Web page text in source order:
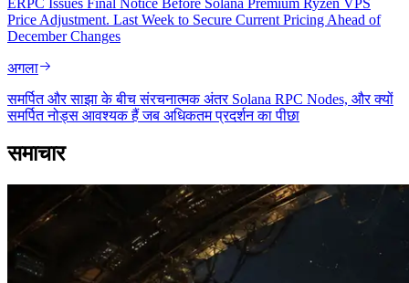
Price Adjustment. Last Week to Secure Current Pricing Ahead of
December Changes
अगला
समर्पित और साझा के बीच संरचनात्मक अंतर Solana RPC Nodes, और क्यों
समर्पित नोड्स आवश्यक हैं जब अधिकतम प्रदर्शन का पीछा
समाचार